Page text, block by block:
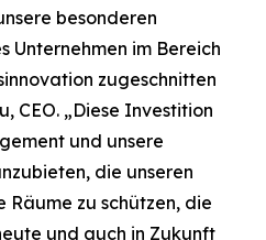
besonderen
Unternehmen im Bereich
zugeschnitten
CEO. „Diese Investition
und unsere
die unseren
zu schützen, die
und auch in Zukunft